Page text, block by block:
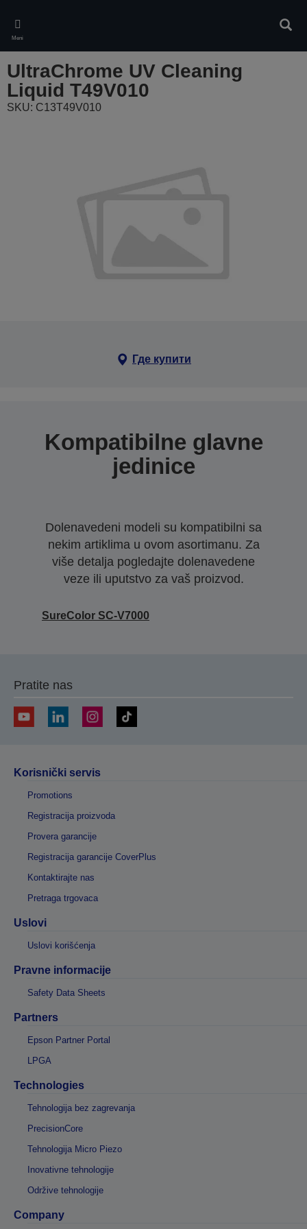
main
content
Meni
UltraChrome UV Cleaning
Liquid T49V010
SKU: C13T49V010
Где купити
Kompatibilne glavne
jedinice
Dolenavedeni modeli su kompatibilni sa
nekim artiklima u ovom asortimanu. Za
više detalja pogledajte dolenavedene
veze ili uputstvo za vaš proizvod.
SureColor SC-V7000
Pratite nas
Korisnički servis
Promotions
Registracija proizvoda
Provera garancije
Registracija garancije CoverPlus
Kontaktirajte nas
Pretraga trgovaca
Uslovi
Uslovi korišćenja
Pravne informacije
Safety Data Sheets
Partners
Epson Partner Portal
LPGA
Technologies
Tehnologija bez zagrevanja
PrecisionCore
Tehnologija Micro Piezo
Inovativne tehnologije
Održive tehnologije
Company